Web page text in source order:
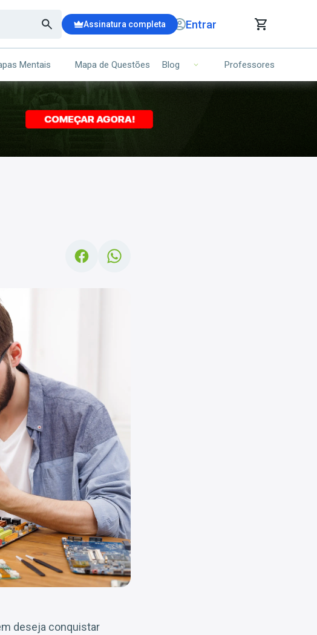
Assinatura completa Entrar
CARRINHO DE COMPRAS
ITENS (00)
Ops!
Seu carrinho ainda está vazio.
Mentais Mapa de Questões Blog Professores
deseja conquistar